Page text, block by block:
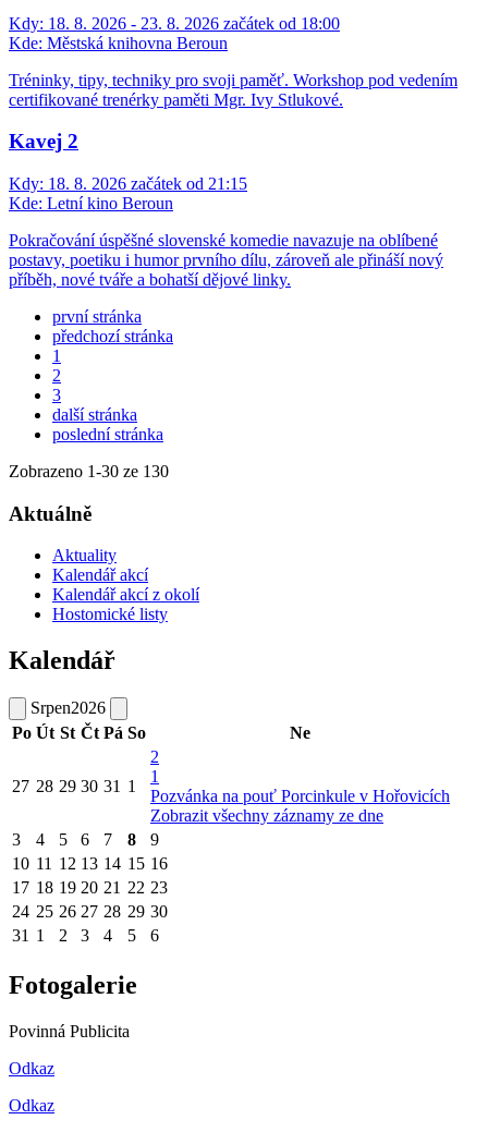
Kdy: 18. 8. 2026 - 23. 8. 2026 začátek od 18:00
Kde: Městská knihovna Beroun
Tréninky, tipy, techniky pro svoji paměť. Workshop pod vedením
certifikované trenérky paměti Mgr. Ivy Stlukové.
Kavej 2
Kdy: 18. 8. 2026 začátek od 21:15
Kde: Letní kino Beroun
Pokračování úspěšné slovenské komedie navazuje na oblíbené
postavy, poetiku i humor prvního dílu, zároveň ale přináší nový
příběh, nové tváře a bohatší dějové linky.
první stránka
předchozí stránka
1
2
3
další stránka
poslední stránka
Zobrazeno 1-30 ze 130
Aktuálně
Aktuality
Kalendář akcí
Kalendář akcí z okolí
Hostomické listy
Kalendář
Srpen2026
Po Út St Čt Pá So Ne
27 28 29 30 31 1
2
1
Pozvánka na pouť Porcinkule v Hořovicích
Zobrazit všechny záznamy ze dne
3
4 5 6 7 8
9
10 11 12 13 14 15 16
17 18 19 20 21 22 23
24 25 26 27 28 29 30
31 1 2 3 4 5 6
Fotogalerie
Povinná Publicita
Odkaz
Odkaz